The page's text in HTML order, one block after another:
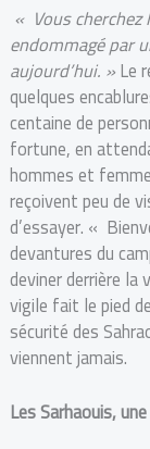
« Vous cherchez
endommagé par
aujourd’hui. »Le
quelques
centaine de
fortune, en
hommes et
reçoivent peu de
d’essayer. «
devantures du
deviner derrière la
vigile fait le pied
sécurité des
viennent jamais.
Les Sarhaouis,